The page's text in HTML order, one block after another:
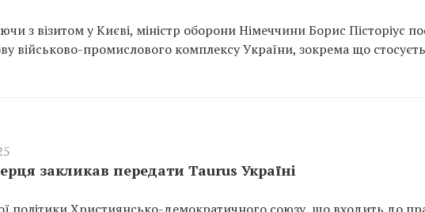
з візитом у Києві, міністр оборони Німеччини Борис Пісторіус
військово-промислового комплексу України, зокрема що
закликав передати Taurus Україні